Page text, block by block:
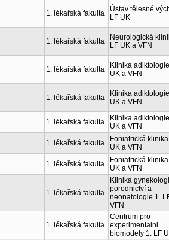
1. lékařská fakulta
Ústav tělesné
LF UK
1. lékařská fakulta
Neurologická
LF UK a VFN
1. lékařská fakulta
Klinika
UK a VFN
1. lékařská fakulta
Klinika
UK a VFN
1. lékařská fakulta
Klinika
UK a VFN
1. lékařská fakulta
Foniatrická
UK a VFN
1. lékařská fakulta
Foniatrická
UK a VFN
1. lékařská fakulta
Klinika
porodnictví a
neonatologie 1.
VFN
1. lékařská fakulta
Centrum pro
experimentalni
biomodely 1. LF